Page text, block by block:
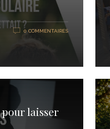
0 COMMENTAIRES
pour laisser